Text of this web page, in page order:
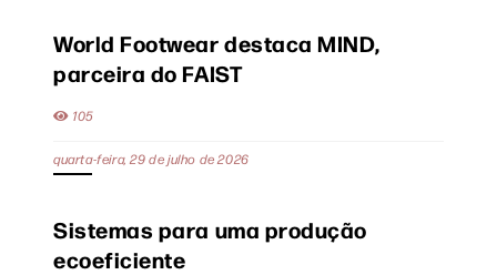
World Footwear destaca MIND,
parceira do FAIST
105
quarta-feira, 29 de julho de 2026
Sistemas para uma produção
ecoeficiente